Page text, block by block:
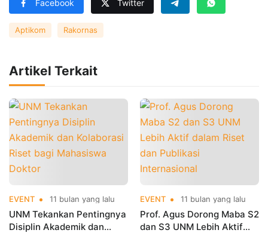
Facebook Twitter
Aptikom Rakornas
Artikel Terkait
EVENT 11 bulan yang lalu
UNM Tekankan Pentingnya
Disiplin Akademik dan
EVENT 11 bulan yang lalu
Prof. Agus Dorong Maba S2
dan S3 UNM Lebih Aktif